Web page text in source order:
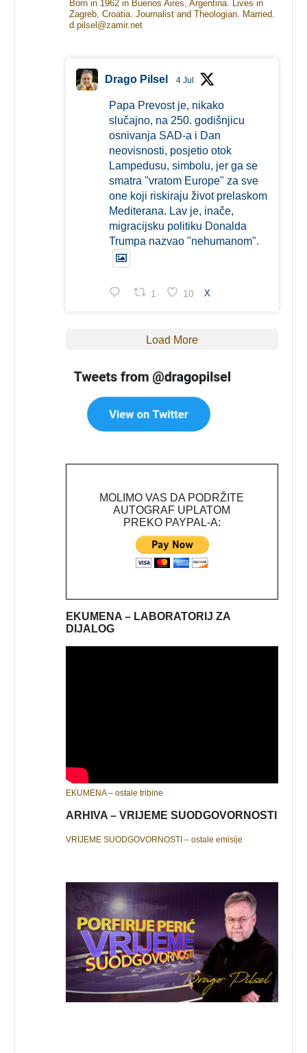
Born in 1962 in Buenos Aires, Argentina. Lives in
Zagreb, Croatia. Journalist and Theologian. Married.
d.pilsel@zamir.net
Drago Pilsel 4 Jul
Papa Prevost je, nikako
slučajno, na 250. godišnjicu
osnivanja SAD-a i Dan
neovisnosti, posjetio otok
Lampedusu, simbolu, jer ga se
smatra "vratom Europe" za sve
one koji riskiraju život prelaskom
Mediterana. Lav je, inače,
migracijsku politiku Donalda
Trumpa nazvao "nehumanom".
1 10 X
Load More
MOLIMO VAS DA PODRŽITE
AUTOGRAF UPLATOM
PREKO PAYPAL-A:
EKUMENA – LABORATORIJ ZA
DIJALOG
EKUMENA – ostale tribine
ARHIVA – VRIJEME SUODGOVORNOSTI
VRIJEME SUODGOVORNOSTI – ostale emisije